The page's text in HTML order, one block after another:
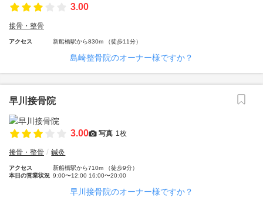
3.00
接骨・整骨
アクセス 新船橋駅から830m （徒歩11分）
島崎整骨院のオーナー様ですか？
早川接骨院
3.00 写真 1枚
接骨・整骨 鍼灸
アクセス
新船橋駅から710m （徒歩9分）
本日の営業状況 9:00〜12:00 16:00〜20:00
早川接骨院のオーナー様ですか？